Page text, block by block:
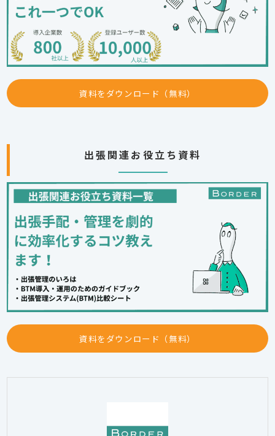
資料をダウンロード（無料）
出張関連お役立ち資料
資料をダウンロード（無料）